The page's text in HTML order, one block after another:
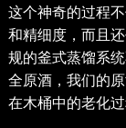
这个神奇的过程
和精细度，而且
规的釜式蒸馏系
全原酒，我们的
在木桶中的老化